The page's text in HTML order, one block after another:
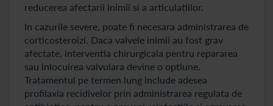
reducerea afectarii inimii si a articulatiilor.
In cazurile severe, poate fi necesara administrarea de
corticosteroizi. Daca valvele inimii au fost grav
afectate, interventia chirurgicala pentru repararea
sau inlocuirea valvulara devine o optiune.
Tratamentul pe termen lung include adesea
profilaxia recidivelor prin administrarea regulata de